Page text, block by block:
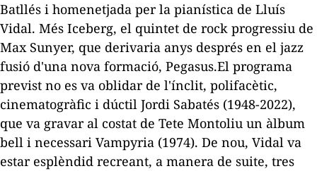
Batllés i homenetjada per la pianística de Lluís
Vidal. Més Iceberg, el quintet de rock progressiu de
Max Sunyer, que derivaria anys després en el jazz
fusió d'una nova formació, Pegasus.El programa
previst no es va oblidar de l'ínclit, polifacètic,
cinematogràfic i dúctil Jordi Sabatés (1948-2022),
que va gravar al costat de Tete Montoliu un àlbum
bell i necessari Vampyria (1974). De nou, Vidal va
estar esplèndid recreant, a manera de suite, tres